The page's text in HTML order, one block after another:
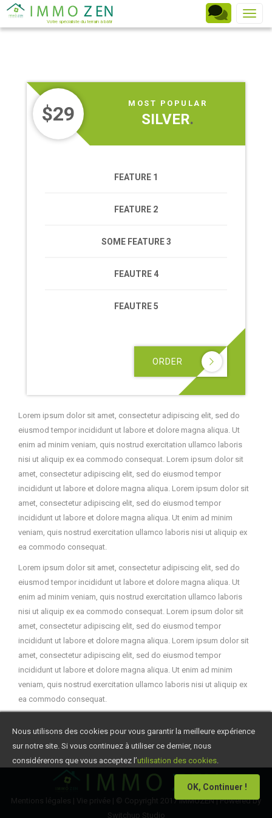
Votre spécialiste du terrain à bâtir
MOST POPULAR
SILVER.
$29
FEATURE 1
FEATURE 2
SOME FEATURE 3
FEAUTRE 4
FEAUTRE 5
ORDER 
Lorem ipsum dolor sit amet, consectetur adipiscing elit, sed do
eiusmod tempor incididunt ut labore et dolore magna aliqua. Ut
enim ad minim veniam, quis nostrud exercitation ullamco laboris
nisi ut aliquip ex ea commodo consequat. Lorem ipsum dolor sit
amet, consectetur adipiscing elit, sed do eiusmod tempor
incididunt ut labore et dolore magna aliqua. Lorem ipsum dolor sit
amet, consectetur adipiscing elit, sed do eiusmod tempor
incididunt ut labore et dolore magna aliqua. Ut enim ad minim
veniam, quis nostrud exercitation ullamco laboris nisi ut aliquip ex
ea commodo consequat.
Lorem ipsum dolor sit amet, consectetur adipiscing elit, sed do
eiusmod tempor incididunt ut labore et dolore magna aliqua. Ut
enim ad minim veniam, quis nostrud exercitation ullamco laboris
nisi ut aliquip ex ea commodo consequat. Lorem ipsum dolor sit
amet, consectetur adipiscing elit, sed do eiusmod tempor
incididunt ut labore et dolore magna aliqua. Lorem ipsum dolor sit
amet, consectetur adipiscing elit, sed do eiusmod tempor
incididunt ut labore et dolore magna aliqua. Ut enim ad minim
veniam, quis nostrud exercitation ullamco laboris nisi ut aliquip ex
ea commodo consequat.
Mentions légales | Vie privée | © Copyright 2017 IMMOZEN | Powered by
Switchup Studio
Nous utilisons des cookies pour vous garantir la meilleure expérience
sur notre site. Si vous continuez à utiliser ce dernier, nous
considérerons que vous acceptez l’utilisation des cookies.
OK, Continuer !